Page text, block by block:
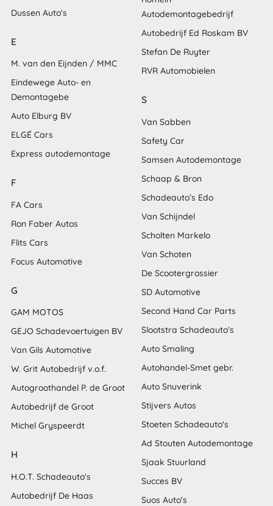
Dussen Auto's
E
M. van den Eijnden / MMC
Eindewege Auto- en
Demontagebe
Auto Elburg BV
ELGÉ Cars
Express autodemontage
F
FA Cars
Ron Faber Autos
Flits Cars
Focus Automotive
G
GAM MOTOS
GEJO Schadevoertuigen BV
Van Gils Automotive
W. Grit Autobedrijf v.o.f.
Autogroothandel P. de Groot
Autobedrijf de Groot
Michel Gryspeerdt
H
H.O.T. Schadeauto's
Autobedrijf De Haas
Autodemontagebedrijf
Autobedrijf Ed Roskam BV
Stefan De Ruyter
RVR Automobielen
S
Van Sabben
Safety Car
Samsen Autodemontage
Schaap & Bron
Schadeauto’s Edo
Van Schijndel
Scholten Markelo
Van Schoten
De Scootergrossier
SD Automotive
Second Hand Car Parts
Slootstra Schadeauto's
Auto Smaling
Autohandel-Smet gebr.
Auto Snuverink
Stijvers Autos
Stoeten Schadeauto's
Ad Stouten Autodemontage
Sjaak Stuurland
Succes BV
Suos Auto's